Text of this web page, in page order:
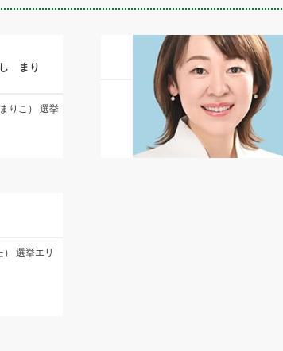
まり
こ） 選挙
選挙エリ